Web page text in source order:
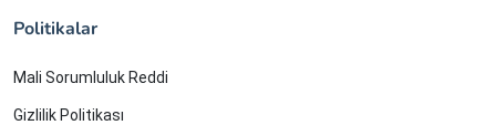
Politikalar
Mali Sorumluluk Reddi
Gizlilik Politikası